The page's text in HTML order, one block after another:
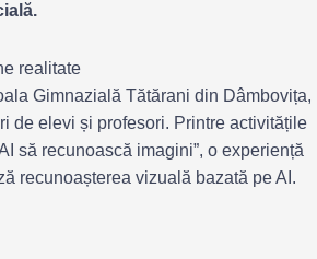
realitate
Gimnazială Tătărani din Dâmbovița,
de elevi și profesori. Printre activitățile
să recunoască imagini”, o experiență
recunoașterea vizuală bazată pe AI.